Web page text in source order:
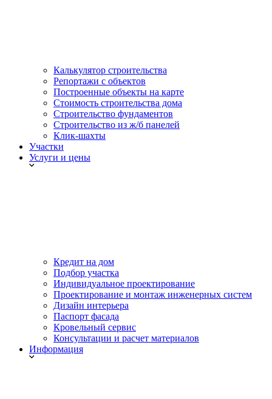
Калькулятор строительства
Репортажи с объектов
Построенные объекты на карте
Стоимость строительства дома
Строительство фундаментов
Строительство из ж/б панелей
Клик-шахты
Участки
Услуги и цены
Кредит на дом
Подбор участка
Индивидуальное проектирование
Проектирование и монтаж инженерных систем
Дизайн интерьера
Паспорт фасада
Кровельный сервис
Консультации и расчет материалов
Информация